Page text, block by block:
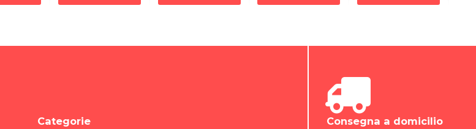
Categorie
Consegna a domicilio